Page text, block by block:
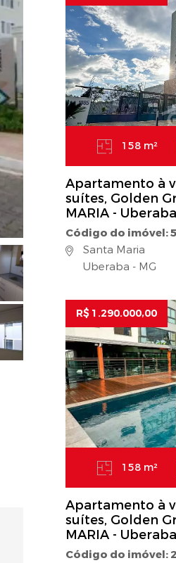
158 m²
Apartamento à
suítes, Golden
MARIA -
Código do imóvel:
Santa Maria
Uberaba - MG
R$ 1.290.000,00
158 m²
Apartamento à
suítes, Golden
MARIA -
Código do imóvel: